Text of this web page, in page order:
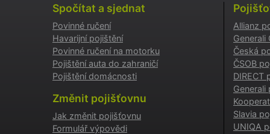
Spočítat a sjednat
Povinné ručení
Havarijní pojištění
Povinné ručení na motorku
Pojištění auta do zahraničí
Pojištění domácnosti
Změnit pojišťovnu
Jak změnit pojišťovnu
Formulář výpovědi
Allianz
Generali
Česká
ČSOB
DIRECT
Generali
Slavia
UNIQA
testing